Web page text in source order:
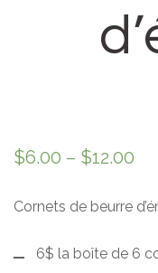
$6.00 – $12.00
Cornets de beurre
6$ la boîte de 6